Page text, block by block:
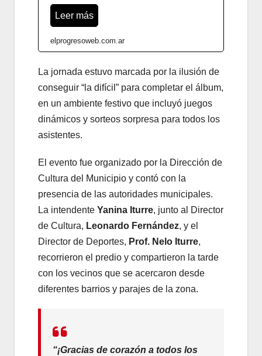
Leer más
elprogresoweb.com.ar
La jornada estuvo marcada por la ilusión de
conseguir “la difícil” para completar el álbum,
en un ambiente festivo que incluyó juegos
dinámicos y sorteos sorpresa para todos los
asistentes.
El evento fue organizado por la Dirección de
Cultura del Municipio y contó con la
presencia de las autoridades municipales.
La intendente Yanina Iturre, junto al Director
de Cultura, Leonardo Fernández, y el
Director de Deportes, Prof. Nelo Iturre,
recorrieron el predio y compartieron la tarde
con los vecinos que se acercaron desde
diferentes barrios y parajes de la zona.
“¡Gracias de corazón a todos los